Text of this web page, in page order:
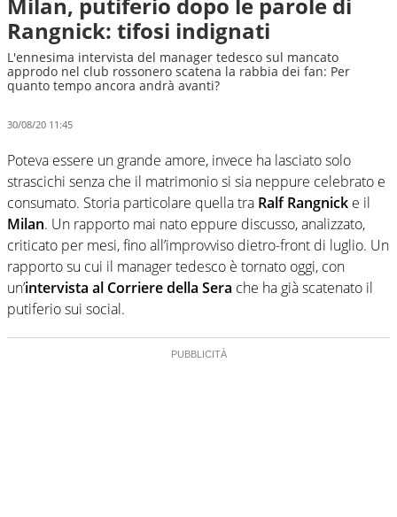
Rangnick: tifosi indignati
L'ennesima intervista del manager tedesco sul mancato
approdo nel club rossonero scatena la rabbia dei fan: Per
quanto tempo ancora andrà avanti?
30/08/20 11:45
Poteva essere un grande amore, invece ha lasciato solo
strascichi senza che il matrimonio si sia neppure celebrato e
consumato. Storia particolare quella tra Ralf Rangnick e il
Milan. Un rapporto mai nato eppure discusso, analizzato,
criticato per mesi, fino all’improvviso dietro-front di luglio. Un
rapporto su cui il manager tedesco è tornato oggi, con
un’intervista al Corriere della Sera che ha già scatenato il
putiferio sui social.